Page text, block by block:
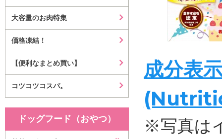
大容量のお肉特集
価格凍結！
【便利なまとめ買い】
コツコツコスパ。
ドッグフード（おやつ）
成分表
※写真は